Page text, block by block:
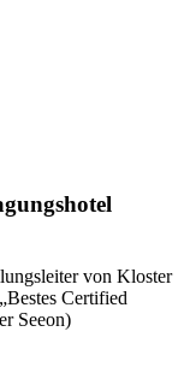
von Kloster
Certified
Seeon)